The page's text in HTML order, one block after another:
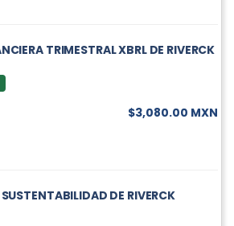
TRIMESTRAL XBRL DE RIVERCK
$3,080.00 MXN
DE RIVERCK